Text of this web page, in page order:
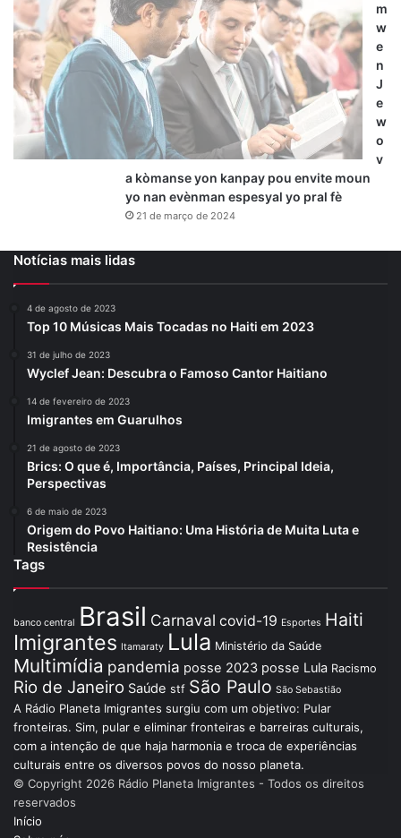
m
w
e
n
J
e
w
o
v
a kòmanse yon kanpay pou envite moun
yo nan evènman espesyal yo pral fè
21 de março de 2024
Notícias mais lidas
4 de agosto de 2023
Top 10 Músicas Mais Tocadas no Haiti em 2023
31 de julho de 2023
Wyclef Jean: Descubra o Famoso Cantor Haitiano
14 de fevereiro de 2023
Imigrantes em Guarulhos
21 de agosto de 2023
Brics: O que é, Importância, Países, Principal Ideia,
Perspectivas
6 de maio de 2023
Origem do Povo Haitiano: Uma História de Muita Luta e
Resistência
Tags
banco central Brasil Carnaval covid-19 Esportes Haiti
Imigrantes Itamaraty Lula Ministério da Saúde
Multimídia pandemia posse 2023 posse Lula Racismo
Rio de Janeiro Saúde stf São Paulo São Sebastião
A Rádio Planeta Imigrantes surgiu com um objetivo: Pular
fronteiras. Sim, pular e eliminar fronteiras e barreiras culturais,
com a intenção de que haja harmonia e troca de experiências
culturais entre os diversos povos do nosso planeta.
© Copyright 2026 Rádio Planeta Imigrantes - Todos os direitos
reservados
Início